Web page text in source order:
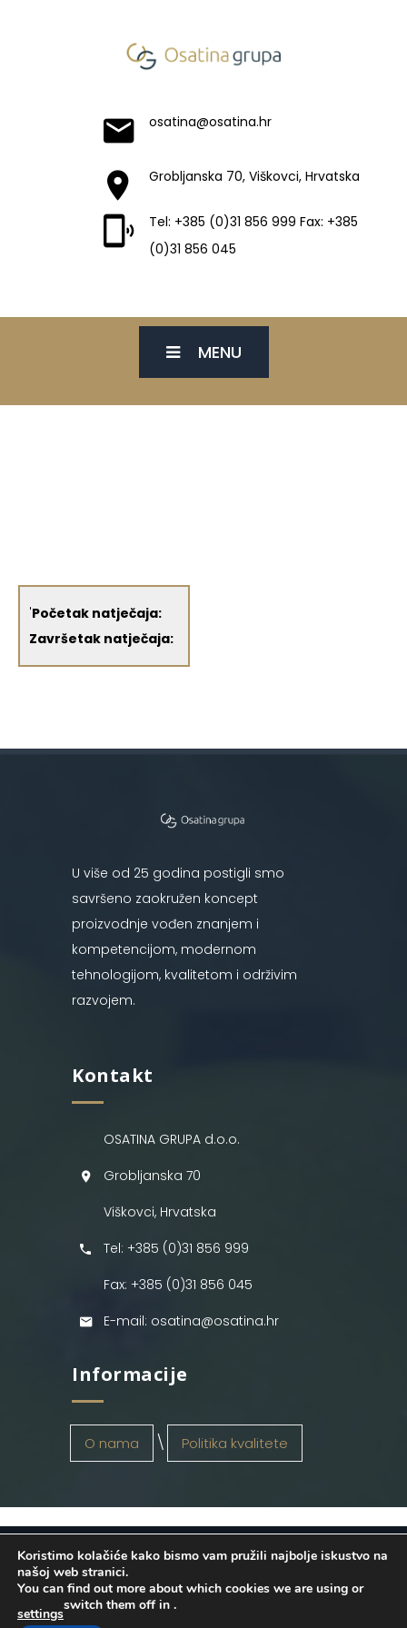
osatina@osatina.hr
Grobljanska 70, Viškovci, Hrvatska
Tel: +385 (0)31 856 999 Fax: +385
(0)31 856 045
MENU
'Početak natječaja:
Završetak natječaja:
U više od 25 godina postigli smo
savršeno zaokružen koncept
proizvodnje vođen znanjem i
kompetencijom, modernom
tehnologijom, kvalitetom i održivim
razvojem.
Kontakt
OSATINA GRUPA d.o.o.
Grobljanska 70
Viškovci, Hrvatska
Tel: +385 (0)31 856 999
Fax: +385 (0)31 856 045
E-mail: osatina@osatina.hr
Informacije
O nama Politika kvalitete
OSATINA GRUPA d.o.o. 2026
. Configured
byINFOS Osijek. Sva prava pridržana.
Koristimo kolačiće kako bismo vam pružili najbolje iskustvo na
našoj web stranici.
You can find out more about which cookies we are using or
switch them off in
settings
.